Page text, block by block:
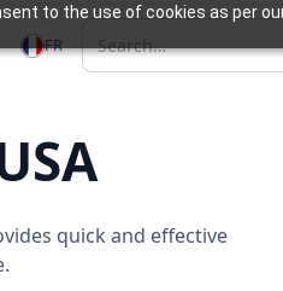
to the use of cookies as per
FR
quick and effective